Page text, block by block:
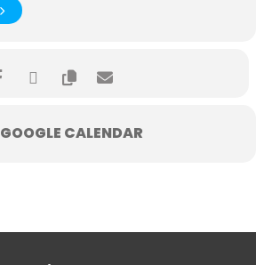
GOOGLE CALENDAR